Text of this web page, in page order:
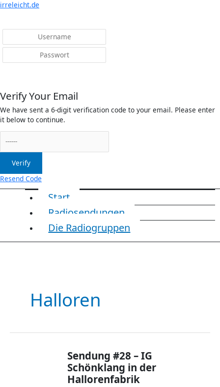
irreleicht.de
Verify Your Email
We have sent a 6-digit verification code to your email. Please enter
it below to continue.
Verify
Resend Code
Menü
Start
Radiosendungen
Die Radiogruppen
Halloren
Sendung #28 – IG
Schönklang in der
Hallorenfabrik